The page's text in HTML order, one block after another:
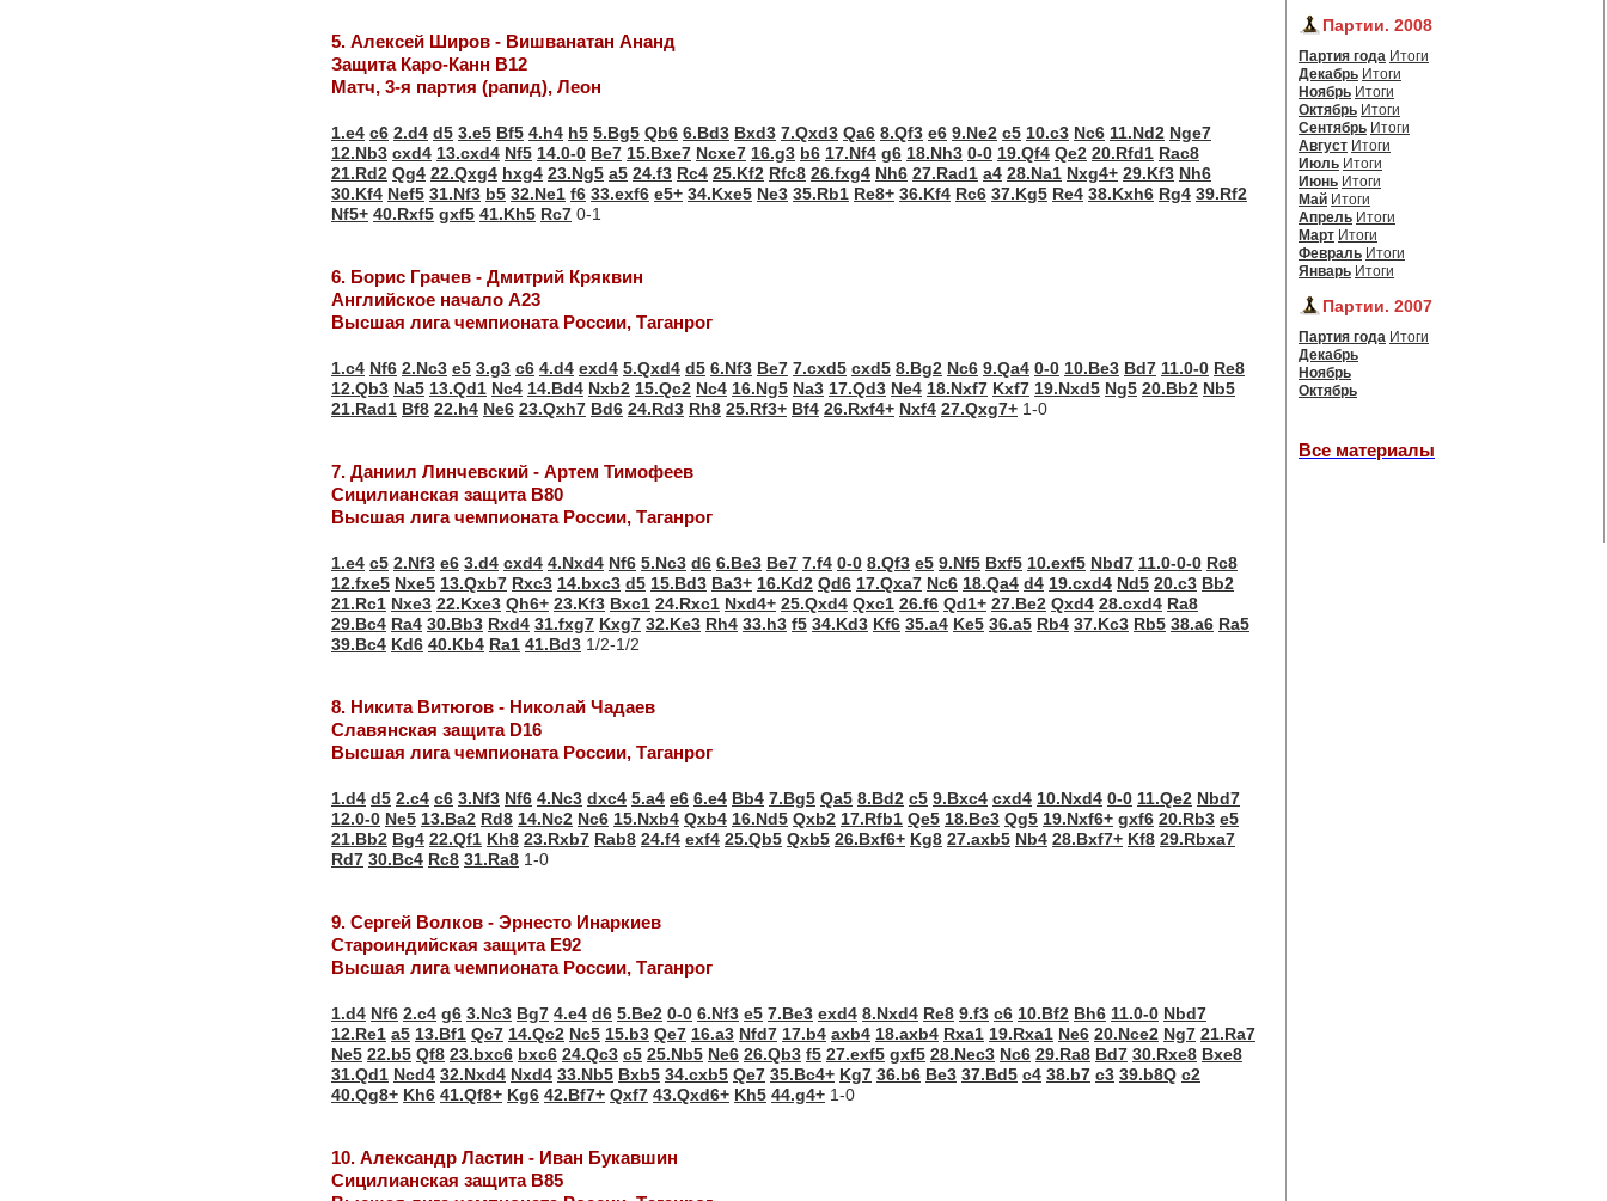
5. Алексей Широв - Вишванатан Ананд
Защита Каро-Канн В12
Матч, 3-я партия (рапид), Леон
1.e4 c6 2.d4 d5 3.e5 Bf5 4.h4 h5 5.Bg5 Qb6 6.Bd3 Bxd3 7.Qxd3 Qa6 8.Qf3 e6 9.Ne2 c5 10.c3 Nc6 11.Nd2 Nge7
12.Nb3 cxd4 13.cxd4 Nf5 14.0-0 Be7 15.Bxe7 Ncxe7 16.g3 b6 17.Nf4 g6 18.Nh3 0-0 19.Qf4 Qe2 20.Rfd1 Rac8
21.Rd2 Qg4 22.Qxg4 hxg4 23.Ng5 a5 24.f3 Rc4 25.Kf2 Rfc8 26.fxg4 Nh6 27.Rad1 a4 28.Na1 Nxg4+ 29.Kf3 Nh6
30.Kf4 Nef5 31.Nf3 b5 32.Ne1 f6 33.exf6 e5+ 34.Kxe5 Ne3 35.Rb1 Re8+ 36.Kf4 Rc6 37.Kg5 Re4 38.Kxh6 Rg4 39.Rf2
Nf5+ 40.Rxf5 gxf5 41.Kh5 Rc7 0-1
6. Борис Грачев - Дмитрий Кряквин
Английское начало А23
Высшая лига чемпионата России, Таганрог
1.c4 Nf6 2.Nc3 e5 3.g3 c6 4.d4 exd4 5.Qxd4 d5 6.Nf3 Be7 7.cxd5 cxd5 8.Bg2 Nc6 9.Qa4 0-0 10.Be3 Bd7 11.0-0 Re8
12.Qb3 Na5 13.Qd1 Nc4 14.Bd4 Nxb2 15.Qc2 Nc4 16.Ng5 Na3 17.Qd3 Ne4 18.Nxf7 Kxf7 19.Nxd5 Ng5 20.Bb2 Nb5
21.Rad1 Bf8 22.h4 Ne6 23.Qxh7 Bd6 24.Rd3 Rh8 25.Rf3+ Bf4 26.Rxf4+ Nxf4 27.Qxg7+ 1-0
7. Даниил Линчевский - Артем Тимофеев
Сицилианская защита В80
Высшая лига чемпионата России, Таганрог
1.e4 c5 2.Nf3 e6 3.d4 cxd4 4.Nxd4 Nf6 5.Nc3 d6 6.Be3 Be7 7.f4 0-0 8.Qf3 e5 9.Nf5 Bxf5 10.exf5 Nbd7 11.0-0-0 Rc8
12.fxe5 Nxe5 13.Qxb7 Rxc3 14.bxc3 d5 15.Bd3 Ba3+ 16.Kd2 Qd6 17.Qxa7 Nc6 18.Qa4 d4 19.cxd4 Nd5 20.c3 Bb2
21.Rc1 Nxe3 22.Kxe3 Qh6+ 23.Kf3 Bxc1 24.Rxc1 Nxd4+ 25.Qxd4 Qxc1 26.f6 Qd1+ 27.Be2 Qxd4 28.cxd4 Ra8
29.Bc4 Ra4 30.Bb3 Rxd4 31.fxg7 Kxg7 32.Ke3 Rh4 33.h3 f5 34.Kd3 Kf6 35.a4 Ke5 36.a5 Rb4 37.Kc3 Rb5 38.a6 Ra5
39.Bc4 Kd6 40.Kb4 Ra1 41.Bd3 1/2-1/2
8. Никита Витюгов - Николай Чадаев
Славянская защита D16
Высшая лига чемпионата России, Таганрог
1.d4 d5 2.c4 c6 3.Nf3 Nf6 4.Nc3 dxc4 5.a4 e6 6.e4 Bb4 7.Bg5 Qa5 8.Bd2 c5 9.Bxc4 cxd4 10.Nxd4 0-0 11.Qe2 Nbd7
12.0-0 Ne5 13.Ba2 Rd8 14.Nc2 Nc6 15.Nxb4 Qxb4 16.Nd5 Qxb2 17.Rfb1 Qe5 18.Bc3 Qg5 19.Nxf6+ gxf6 20.Rb3 e5
21.Bb2 Bg4 22.Qf1 Kh8 23.Rxb7 Rab8 24.f4 exf4 25.Qb5 Qxb5 26.Bxf6+ Kg8 27.axb5 Nb4 28.Bxf7+ Kf8 29.Rbxa7
Rd7 30.Bc4 Rc8 31.Ra8 1-0
9. Сергей Волков - Эрнесто Инаркиев
Староиндийская защита Е92
Высшая лига чемпионата России, Таганрог
1.d4 Nf6 2.c4 g6 3.Nc3 Bg7 4.e4 d6 5.Be2 0-0 6.Nf3 e5 7.Be3 exd4 8.Nxd4 Re8 9.f3 c6 10.Bf2 Bh6 11.0-0 Nbd7
12.Re1 a5 13.Bf1 Qc7 14.Qc2 Nc5 15.b3 Qe7 16.a3 Nfd7 17.b4 axb4 18.axb4 Rxa1 19.Rxa1 Ne6 20.Nce2 Ng7 21.Ra7
Ne5 22.b5 Qf8 23.bxc6 bxc6 24.Qc3 c5 25.Nb5 Ne6 26.Qb3 f5 27.exf5 gxf5 28.Nec3 Nc6 29.Ra8 Bd7 30.Rxe8 Bxe8
31.Qd1 Ncd4 32.Nxd4 Nxd4 33.Nb5 Bxb5 34.cxb5 Qe7 35.Bc4+ Kg7 36.b6 Be3 37.Bd5 c4 38.b7 c3 39.b8Q c2
40.Qg8+ Kh6 41.Qf8+ Kg6 42.Bf7+ Qxf7 43.Qxd6+ Kh5 44.g4+ 1-0
10. Александр Ластин - Иван Букавшин
Сицилианская защита В85
Партии. 2008
Партия года Итоги
Декабрь Итоги
Ноябрь Итоги
Октябрь Итоги
Сентябрь Итоги
Август Итоги
Июль Итоги
Июнь Итоги
Май Итоги
Апрель Итоги
Март Итоги
Февраль Итоги
Январь Итоги
Партии. 2007
Партия года Итоги
Декабрь
Ноябрь
Октябрь
Все материалы